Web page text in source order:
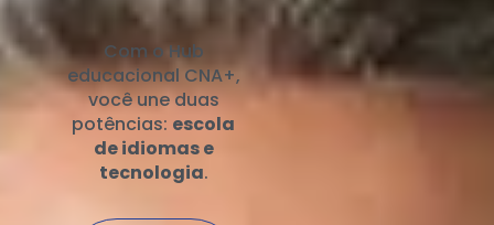
Com o Hub
educacional CNA+,
você une duas
potências: escola
de idiomas e
tecnologia.